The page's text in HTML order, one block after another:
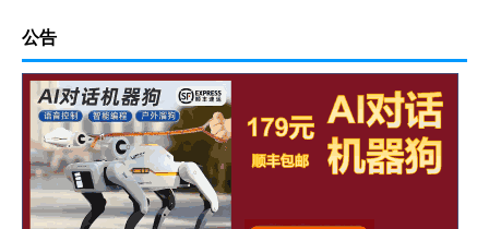
公告